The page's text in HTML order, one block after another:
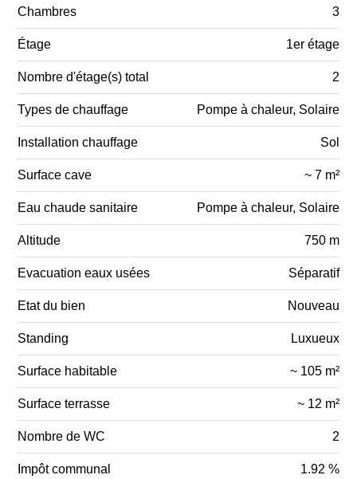
Chambres 3
Étage 1er étage
Nombre d'étage(s) total 2
Types de chauffage Pompe à chaleur, Solaire
Installation chauffage Sol
Surface cave ~ 7 m²
Eau chaude sanitaire Pompe à chaleur, Solaire
Altitude 750 m
Evacuation eaux usées Séparatif
Etat du bien Nouveau
Standing Luxueux
Surface habitable ~ 105 m²
Surface terrasse ~ 12 m²
Nombre de WC 2
Impôt communal 1.92 %